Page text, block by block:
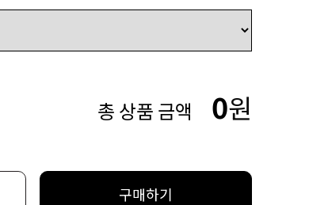
총 상품 금액 0원
구매하기